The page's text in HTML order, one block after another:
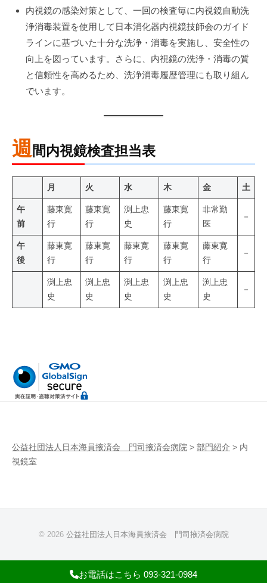
内視鏡の感染対策として、一回の検査毎に内視鏡自動洗
浄消毒装置を使用して日本消化器内視鏡技師会のガイド
ラインに基づいた十分な洗浄・消毒を実施し、安全性の
向上を図っています。さらに、内視鏡の洗浄・消毒の質
と信頼性を高めるため、洗浄消毒履歴管理にも取り組ん
でいます。
週間内視鏡検査担当表
月 火 水 木 金 土
午
前
藤東寛
行
藤東寛
行
渕上忠
史
藤東寛
行
非常勤
医
－
午
後
藤東寛
行
藤東寛
行
藤東寛
行
藤東寛
行
藤東寛
行
－
渕上忠
史
渕上忠
史
渕上忠
史
渕上忠
史
渕上忠
史
－
公益社団法人日本海員掖済会 門司掖済会病院 > 部門紹介 > 内
視鏡室
© 2026 公益社団法人日本海員掖済会 門司掖済会病院
お電話はこちら 093-321-0984